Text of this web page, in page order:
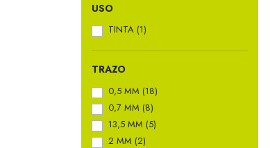
USO
TINTA (1)
TRAZO
0,5 MM (18)
0,7 MM (8)
13,5 MM (5)
2 MM (2)